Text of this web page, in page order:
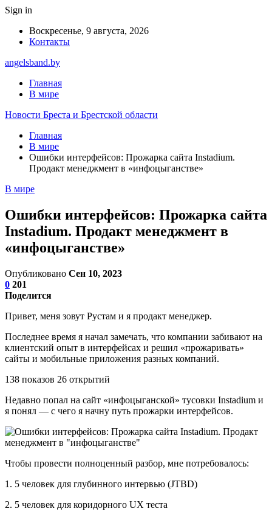
Sign in
Воскресенье, 9 августа, 2026
Контакты
angelsband.by
Главная
В мире
Новости Бреста и Брестской области
Главная
В мире
Ошибки интерфейсов: Прожарка сайта Instadium.
Продакт менеджмент в «инфоцыганстве»
В мире
Ошибки интерфейсов: Прожарка сайта
Instadium. Продакт менеджмент в
«инфоцыганстве»
Опубликовано Сен 10, 2023
0 201
Поделится
Привет, меня зовут Рустам и я продакт менеджер.
Последнее время я начал замечать, что компании забивают на
клиентский опыт в интерфейсах и решил «прожаривать»
сайты и мобильные приложения разных компаний.
138 показов 26 открытий
Недавно попал на сайт «инфоцыганской» тусовки Instadium и
я понял — с чего я начну путь прожарки интерфейсов.
Чтобы провести полноценный разбор, мне потребовалось:
1. 5 человек для глубинного интервью (JTBD)
2. 5 человек для коридорного UX теста